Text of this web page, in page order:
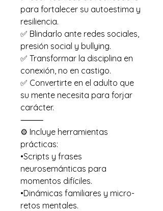
para fortalecer su autoestima y
resiliencia.
✅ Blindarlo ante redes sociales,
presión social y bullying.
✅ Transformar la disciplina en
conexión, no en castigo.
✅ Convertirte en el adulto que
su mente necesita para forjar
carácter.
⸻
⚙️ Incluye herramientas
prácticas:
•Scripts y frases
neurosemánticas para
momentos difíciles.
•Dinámicas familiares y micro-
retos mentales.